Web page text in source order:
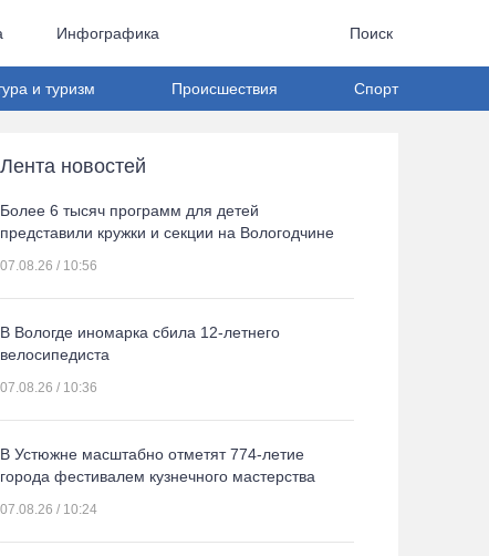
Инфографика Поиск
и туризм Происшествия Спорт
Лента новостей
Более 6 тысяч программ для детей
представили кружки и секции на Вологодчине
07.08.26 / 10:56
В Вологде иномарка сбила 12-летнего
велосипедиста
07.08.26 / 10:36
В Устюжне масштабно отметят 774-летие
города фестивалем кузнечного мастерства
07.08.26 / 10:24